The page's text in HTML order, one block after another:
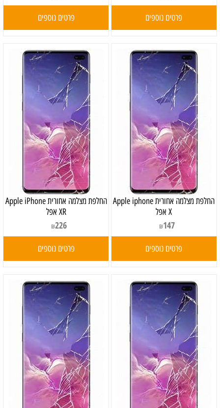
פרטים נוספים פרטים נוספים
‏החלפת מצלמה אחורית Apple iphone
X אפל
₪147
פרטים נוספים
‏החלפת מצלמה אחורית Apple iPhone
XR אפל
₪226
פרטים נוספים